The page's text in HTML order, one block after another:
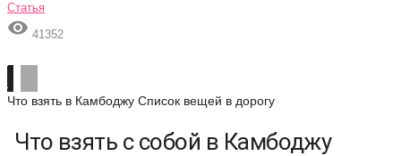
Статья
 41352
Что взять в Камбоджу Список вещей в дорогу
Что взять с собой в Камбоджу